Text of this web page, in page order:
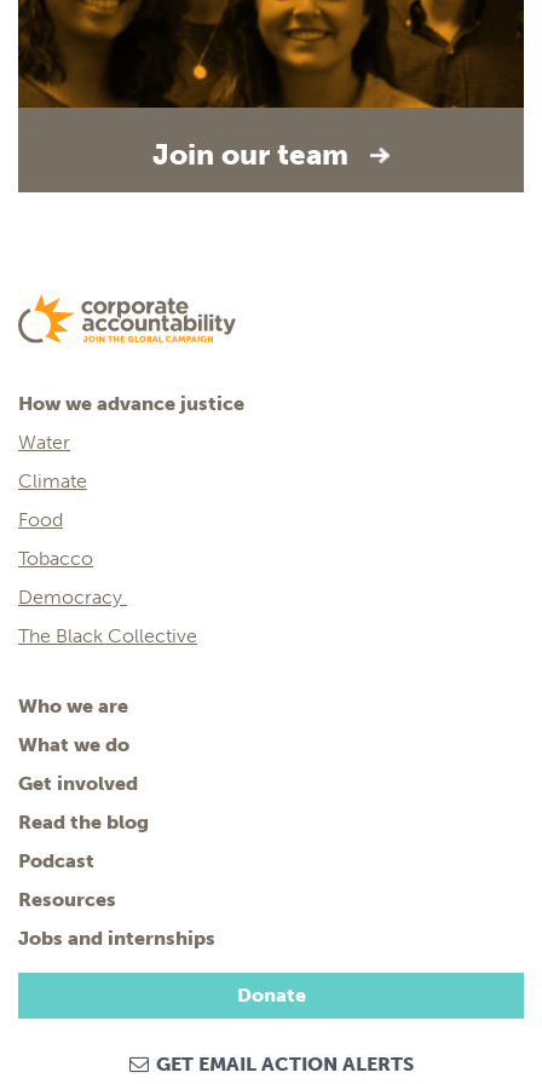
Join our team
How we advance justice
Water
Climate
Food
Tobacco
Democracy
The Black Collective
Who we are
What we do
Get involved
Read the blog
Podcast
Resources
Jobs and internships
Donate
GET EMAIL ACTION ALERTS